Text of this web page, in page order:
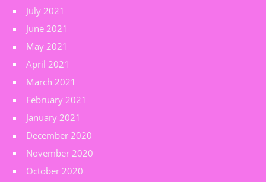
July 2021
June 2021
May 2021
April 2021
March 2021
February 2021
January 2021
December 2020
November 2020
October 2020